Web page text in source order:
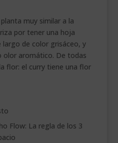
muy similar a la
por tener una hoja
largo de color grisáceo, y
olor aromático. De todas
flor: el curry tiene una flor
Flow: La regla de los 3